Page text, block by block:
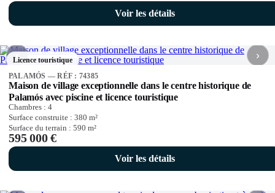
Voir les détails
Licence touristique
‹ ›
PALAMÓS — RÉF : 74385
Maison de village exceptionnelle dans le centre historique de
Palamós avec piscine et licence touristique
Chambres : 4
Surface construite : 380 m²
Surface du terrain : 590 m²
595 000 €
Voir les détails